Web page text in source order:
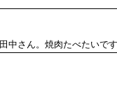
田中さん。焼肉たべたいです